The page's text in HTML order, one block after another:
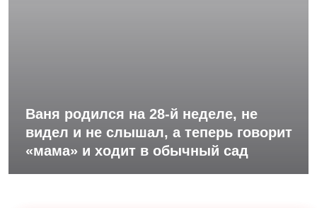
Ваня родился на 28-й неделе, не
видел и не слышал, а теперь говорит
«мама» и ходит в обычный сад